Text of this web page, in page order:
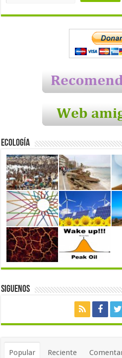
Ecología
Siguenos
Popular Reciente